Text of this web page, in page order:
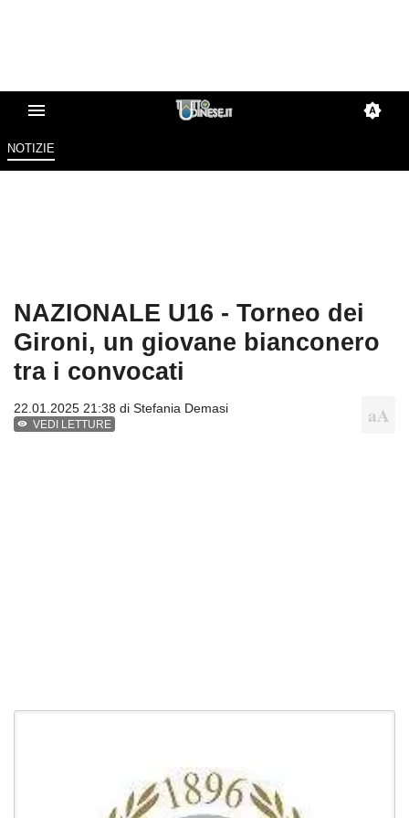
NOTIZIE
NAZIONALE U16 - Torneo dei
Gironi, un giovane bianconero
tra i convocati
22.01.2025 21:38 di Stefania Demasi
VEDI LETTURE